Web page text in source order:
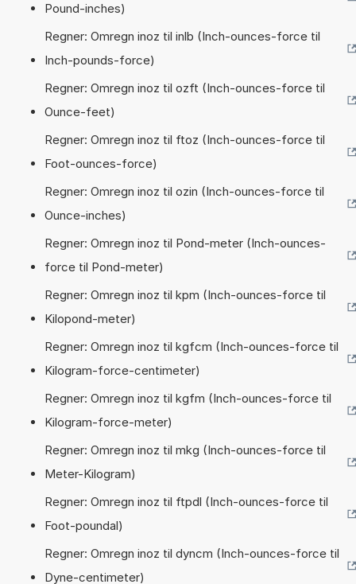
Pound-inches)
Regner: Omregn inoz til inlb (Inch-ounces-force til
Inch-pounds-force)
Regner: Omregn inoz til ozft (Inch-ounces-force til
Ounce-feet)
Regner: Omregn inoz til ftoz (Inch-ounces-force til
Foot-ounces-force)
Regner: Omregn inoz til ozin (Inch-ounces-force til
Ounce-inches)
Regner: Omregn inoz til Pond-meter (Inch-ounces-
force til Pond-meter)
Regner: Omregn inoz til kpm (Inch-ounces-force til
Kilopond-meter)
Regner: Omregn inoz til kgfcm (Inch-ounces-force til
Kilogram-force-centimeter)
Regner: Omregn inoz til kgfm (Inch-ounces-force til
Kilogram-force-meter)
Regner: Omregn inoz til mkg (Inch-ounces-force til
Meter-Kilogram)
Regner: Omregn inoz til ftpdl (Inch-ounces-force til
Foot-poundal)
Regner: Omregn inoz til dyncm (Inch-ounces-force til
Dyne-centimeter)